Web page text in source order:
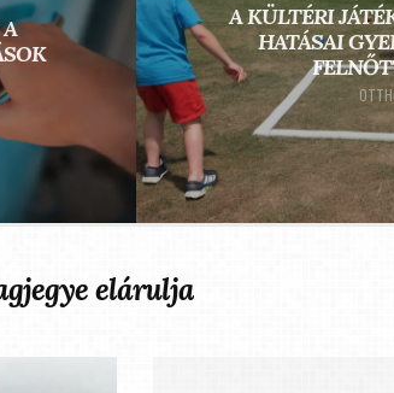
A KÜLTÉRI
HATÁSAI
elárulja